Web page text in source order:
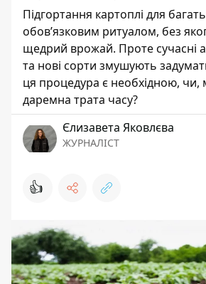
Підгортання картоплі для
обов’язковим ритуалом, без
щедрий врожай. Проте сучасні
та нові сорти змушують
ця процедура є необхідною,
даремна трата часу?
Єлизавета Яковлєва
ЖУРНАЛІСТ
👍